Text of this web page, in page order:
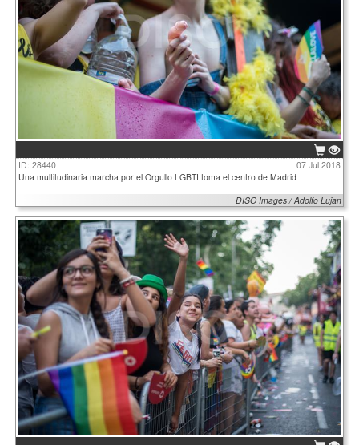
ID: 28440
07 Jul 2018
Una multitudinaria marcha por el Orgullo LGBTI toma el centro de Madrid
DISO Images / Adolfo Lujan